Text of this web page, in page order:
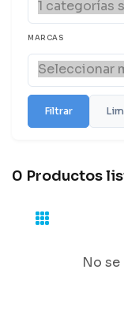
MARCAS
Filtrar
0 Productos
No